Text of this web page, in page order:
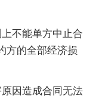
不能单方中止合
方的全部经济损
因造成合同无法